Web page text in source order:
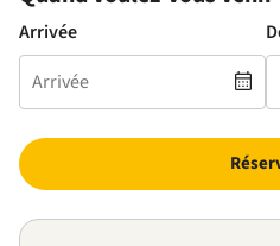
Arrivée